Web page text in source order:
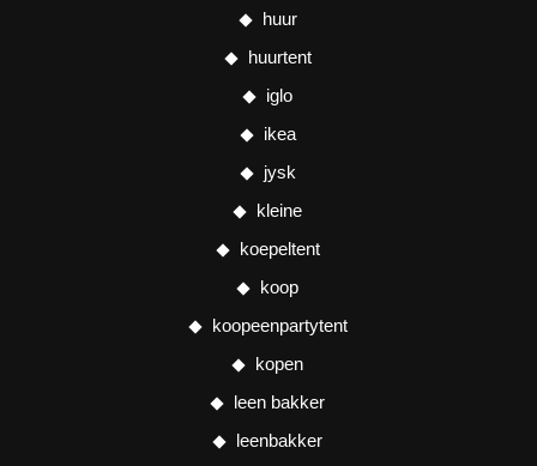
huur
huurtent
iglo
ikea
jysk
kleine
koepeltent
koop
koopeenpartytent
kopen
leen bakker
leenbakker